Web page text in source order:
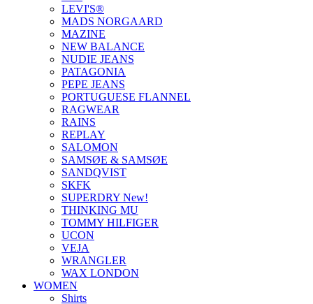
LEVI'S®
MADS NORGAARD
MAZINE
NEW BALANCE
NUDIE JEANS
PATAGONIA
PEPE JEANS
PORTUGUESE FLANNEL
RAGWEAR
RAINS
REPLAY
SALOMON
SAMSØE & SAMSØE
SANDQVIST
SKFK
SUPERDRY New!
THINKING MU
TOMMY HILFIGER
UCON
VEJA
WRANGLER
WAX LONDON
WOMEN
Shirts